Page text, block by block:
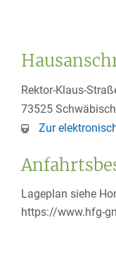
Rektor-Klaus-
73525
Zur
Lageplan siehe
https://www.hfg-